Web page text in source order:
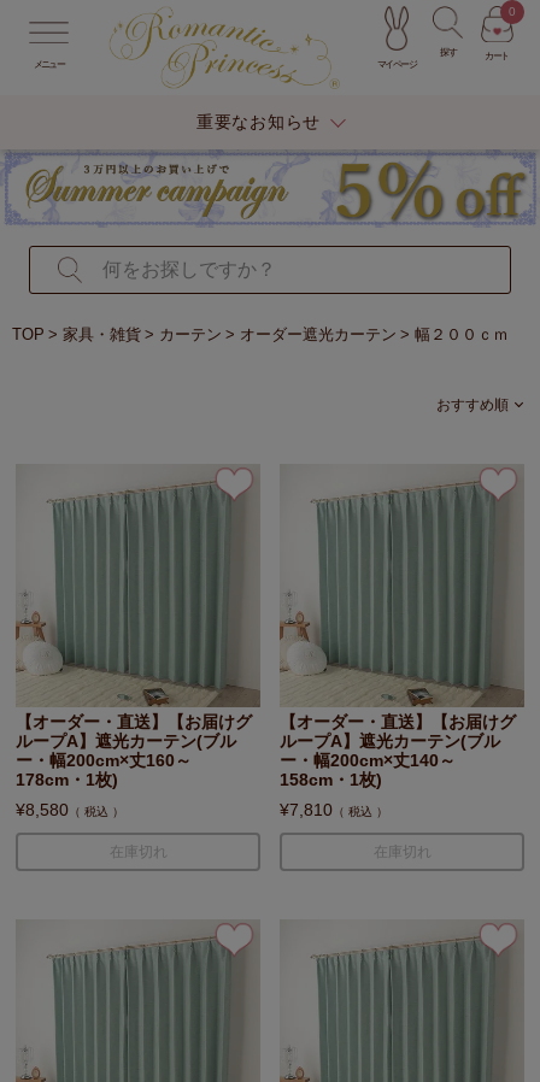
メニュー マイページ
探す カート
0
重要なお知らせ
TOP 家具・雑貨 カーテン オーダー遮光カーテン 幅２００ｃｍ
おすすめ順
【オーダー・直送】【お届けグ
ループA】遮光カーテン(ブル
ー・幅200cm×丈160～
178cm・1枚)
¥8,580 税込
在庫切れ
【オーダー・直送】【お届けグ
ループA】遮光カーテン(ブル
ー・幅200cm×丈140～
158cm・1枚)
¥7,810 税込
在庫切れ